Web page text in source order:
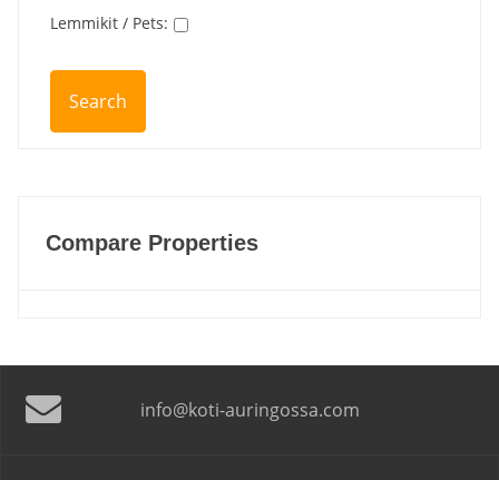
Lemmikit / Pets:
Compare Properties
info@koti-auringossa.com